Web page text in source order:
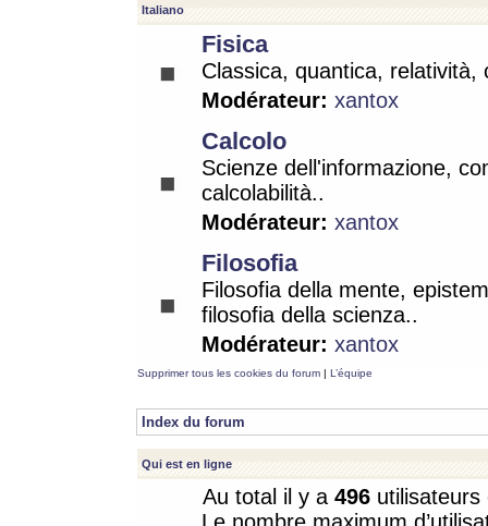
Italiano
Fisica
Classica, quantica, relatività,
Modérateur: xantox
Calcolo
Scienze dell'informazione,
calcolabilità..
Modérateur: xantox
Filosofia
Filosofia della mente,
filosofia della scienza..
Modérateur: xantox
Supprimer tous les cookies du forum | L’équipe
Index du forum
Qui est en ligne
Au total il y a 496